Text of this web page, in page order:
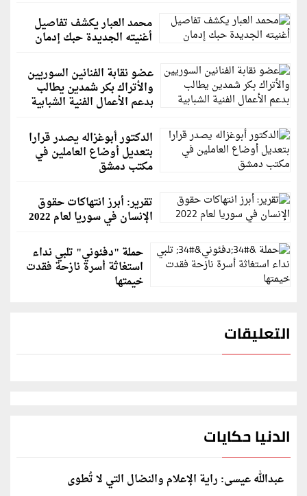
محمد العبار يكشف تفاصيل
أغنيته الجديدة حبك إدمان
عضو نقابة الفنانين السوريين
والأتراك بكر شمدين يطالب
بدعم الأعمال الفنية الشبابية
الدكتور أبوغزاله يصدر قرارا
بتعديل أوضاع العاملين في
مكتب دمشق
تقرير: أبرز انتهاكات حقوق
الإنسان في سوريا لعام 2022
حملة "دفئوني" تلبي نداء
استغاثة أسرة نازحة فقدت
خيمتها
التعليقات
الدنيا حكايات
عبدالله عيسى: راية الإعلام والنضال التي لا تُطوى